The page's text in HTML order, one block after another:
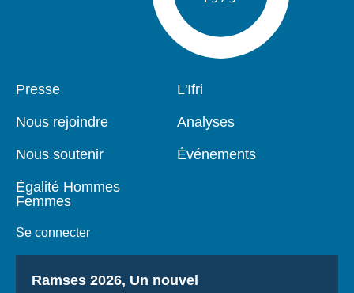
Pied
Presse
Nous rejoindre
Nous soutenir
Égalité Hommes
Femmes
Se connecter
Navigation
L'Ifri
Analyses
Événements
Titre
Ramses 2026, Un nouvel